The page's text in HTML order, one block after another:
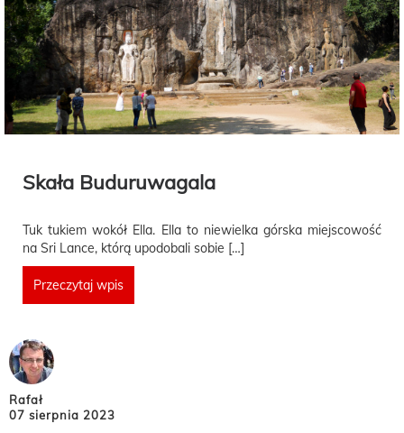
Skała Buduruwagala
Tuk tukiem wokół Ella. Ella to niewielka górska miejscowość
na Sri Lance, którą upodobali sobie […]
Przeczytaj wpis
Rafał
07 sierpnia 2023